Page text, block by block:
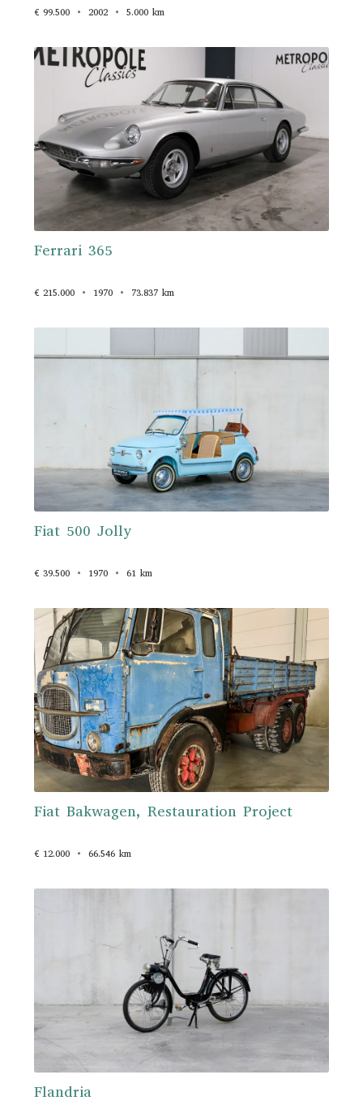
€ 99.500 2002 5.000 km
Ferrari 365
€ 215.000 1970 73.837 km
Fiat 500 Jolly
€ 39.500 1970 61 km
Fiat Bakwagen, Restauration Project
€ 12.000 66.546 km
Flandria